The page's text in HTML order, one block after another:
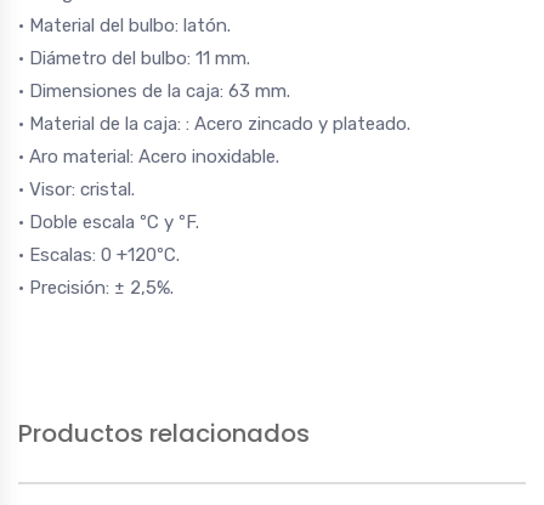
• Material del bulbo: latón.
• Diámetro del bulbo: 11 mm.
• Dimensiones de la caja: 63 mm.
• Material de la caja: : Acero zincado y plateado.
• Aro material: Acero inoxidable.
• Visor: cristal.
• Doble escala ºC y ºF.
• Escalas: 0 +120ºC.
• Precisión: ± 2,5%.
Productos relacionados